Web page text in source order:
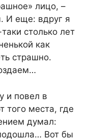
лицо, –
И еще: вдруг я
столько лет
как
страшно.
и повел в
того места, где
думал:
Вот бы